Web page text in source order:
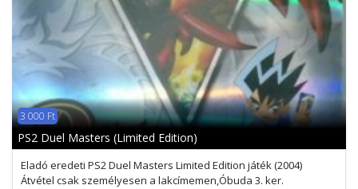
3 000 Ft
PS2 Duel Masters (Limited Edition)
Eladó eredeti PS2 Duel Masters Limited Edition játék (2004)
Átvétel csak személyesen a lakcímemen,Óbuda 3. ker.